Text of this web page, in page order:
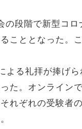
段階で新型コロ
こととなった。
る礼拝が捧げ
た。オンライン
れぞれの受験者